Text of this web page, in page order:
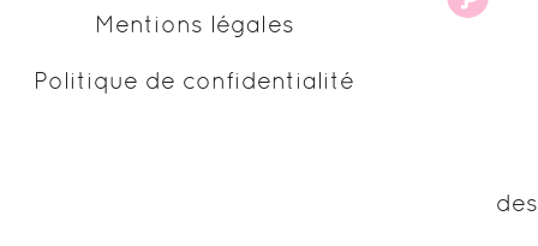
Mentions légales
Politique de confidentialité